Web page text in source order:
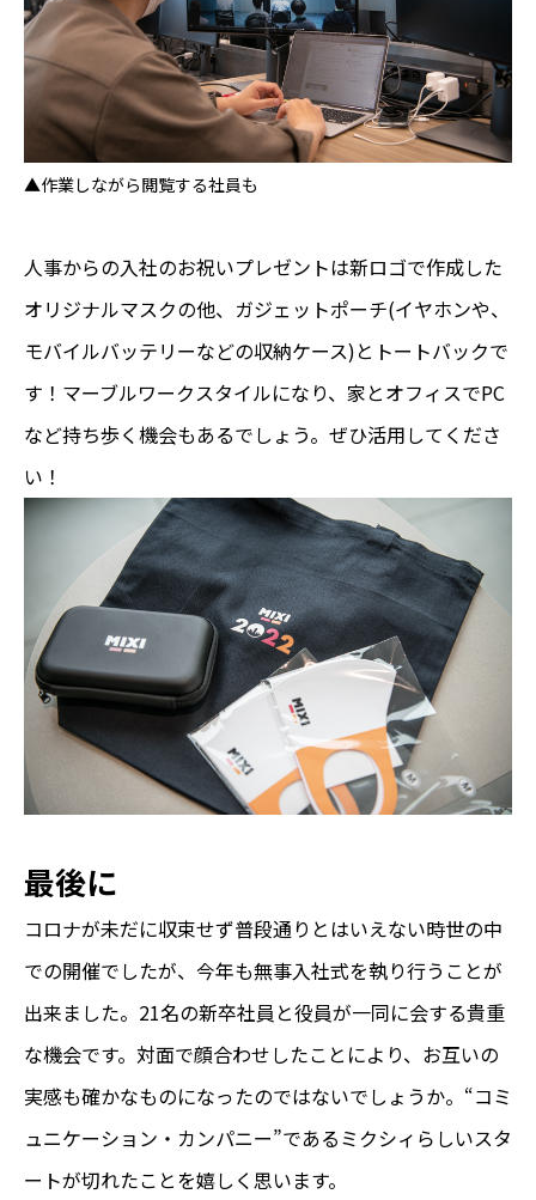
▲作業しながら閲覧する社員も
人事からの入社のお祝いプレゼントは新ロゴで作成した
オリジナルマスクの他、ガジェットポーチ(イヤホンや、
モバイルバッテリーなどの収納ケース)とトートバックで
す！マーブルワークスタイルになり、家とオフィスでPC
など持ち歩く機会もあるでしょう。ぜひ活用してくださ
い！
最後に
コロナが未だに収束せず普段通りとはいえない時世の中
での開催でしたが、今年も無事入社式を執り行うことが
出来ました。21名の新卒社員と役員が一同に会する貴重
な機会です。対面で顔合わせしたことにより、お互いの
実感も確かなものになったのではないでしょうか。“コミ
ュニケーション・カンパニー”であるミクシィらしいスタ
ートが切れたことを嬉しく思います。